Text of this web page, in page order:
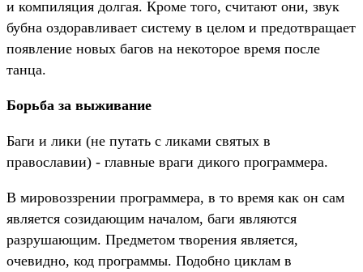
и компиляция долгая. Кроме того, считают они, звук
бубна оздоравливает систему в целом и предотвращает
появление новых багов на некоторое время после
танца.
Борьба за выживание
Баги и лики (не путать с ликами святых в
православии) - главные враги дикого программера.
В мировоззрении программера, в то время как он сам
является созидающим началом, баги являются
разрушающим. Предметом творения является,
очевидно, код программы. Подобно циклам в